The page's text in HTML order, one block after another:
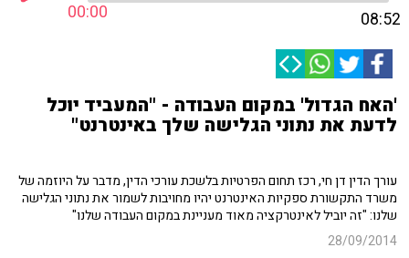
00:00 08:52
'האח הגדול' במקום העבודה - "המעביד יוכל
לדעת את נתוני הגלישה שלך באינטרנט"
עורך הדין דן חי, רכז תחום הפרטיות בלשכת עורכי הדין, מדבר על היוזמה של
משרד התקשורת ספקיות האינטרנט יהיו מחויבות לשמור את נתוני הגלישה
שלנו: "זה יוביל לאינטרקציה מאוד מעניינת במקום העבודה שלנו"
28/09/2014